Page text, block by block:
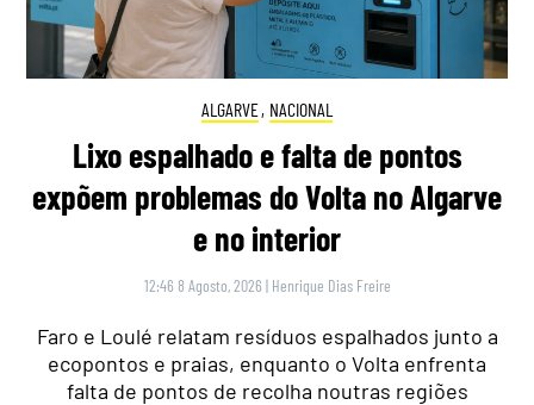
ALGARVE, NACIONAL
Lixo espalhado e falta de pontos
expõem problemas do Volta no Algarve
e no interior
12:46 8 Agosto, 2026 | Henrique Dias Freire
Faro e Loulé relatam resíduos espalhados junto a
ecopontos e praias, enquanto o Volta enfrenta
falta de pontos de recolha noutras regiões